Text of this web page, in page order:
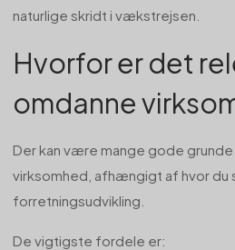
naturlige skridt i vækstrejsen.
Hvorfor er det
omdanne
Der kan være mange gode grunde
virksomhed, afhængigt af hvor du
forretningsudvikling.
De vigtigste fordele er: